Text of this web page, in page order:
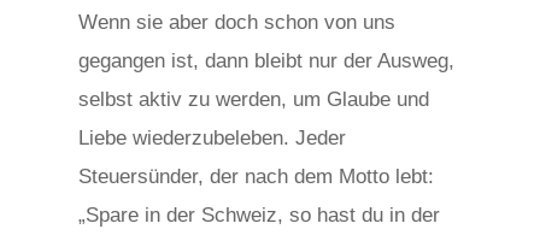
Wenn sie aber doch schon von uns
gegangen ist, dann bleibt nur der Ausweg,
selbst aktiv zu werden, um Glaube und
Liebe wiederzubeleben. Jeder
Steuersünder, der nach dem Motto lebt:
„Spare in der Schweiz, so hast du in der